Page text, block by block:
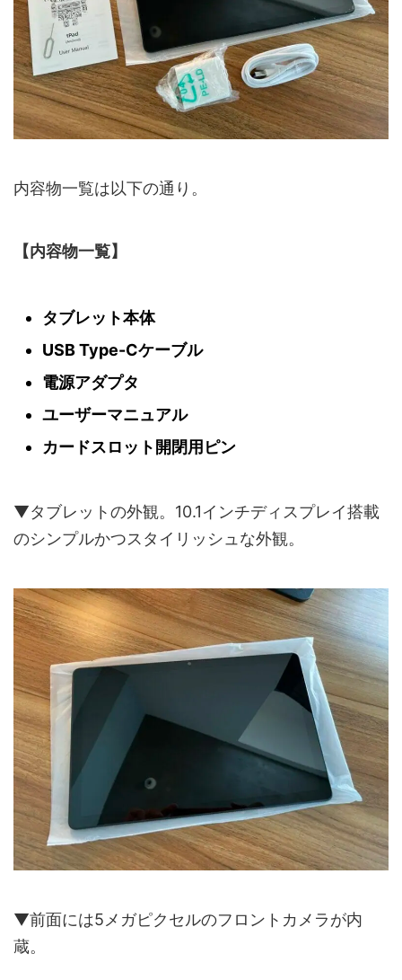
内容物一覧は以下の通り。
【内容物一覧】
タブレット本体
USB Type-Cケーブル
電源アダプタ
ユーザーマニュアル
カードスロット開閉用ピン
▼タブレットの外観。10.1インチディスプレイ搭載
のシンプルかつスタイリッシュな外観。
▼前面には5メガピクセルのフロントカメラが内
蔵。